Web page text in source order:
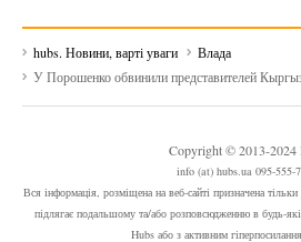
hubs. Новини, варті уваги
Влада
У Порошенко обвинили представителей
Copyright © 2013-2024
info (at) hubs.ua 095-555-
Вся інформація, розміщена на веб-сайті призначена
підлягає подальшому та/або розповсюдженню в будь-
Hubs або з активним